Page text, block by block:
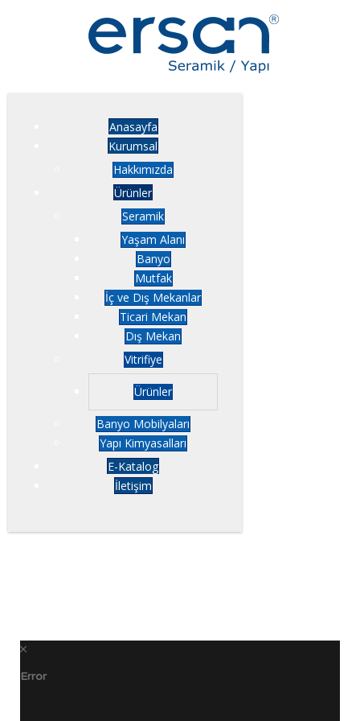
Anasayfa
Kurumsal
Hakkımızda
Ürünler
Seramik
Yaşam Alanı
Banyo
Mutfak
İç ve Dış Mekanlar
Ticari Mekan
Dış Mekan
Vitrifiye
Ürünler
Banyo Mobilyaları
Yapı Kimyasalları
E-Katalog
İletişim
Error